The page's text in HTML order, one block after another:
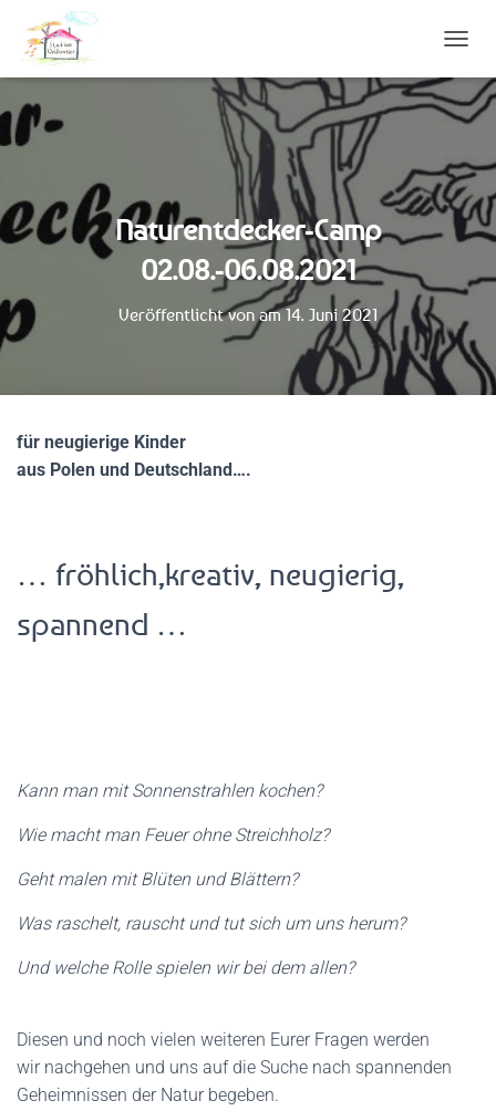
A
V
I
A
T
I
N
M
C
H
L
Naturentdecker-Camp
02.08.-06.08.2021
Veröffentlicht vonam14. Juni 2021
für neugierige Kinder
aus Polen und Deutschland….
… fröhlich,kreativ, neugierig,
spannend …
Kann man mit Sonnenstrahlen kochen?
Wie macht man Feuer ohne Streichholz?
Geht malen mit Blüten und Blättern?
Was raschelt, rauscht und tut sich um uns herum?
Und welche Rolle spielen wir bei dem allen?
Diesen und noch vielen weiteren Eurer Fragen werden
wir nachgehen und uns auf die Suche nach spannenden
Geheimnissen der Natur begeben.